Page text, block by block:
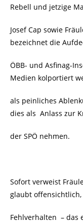
Rebell und jetzige
Josef Cap sowie
bezeichnet die
ÖBB- und Asfinag-
Medien kolportiert
als peinliches
dies als Anlass zur
der SPÖ nehmen.
Sofort verweist
glaubt offensichtlich,
Fehlverhalten – das